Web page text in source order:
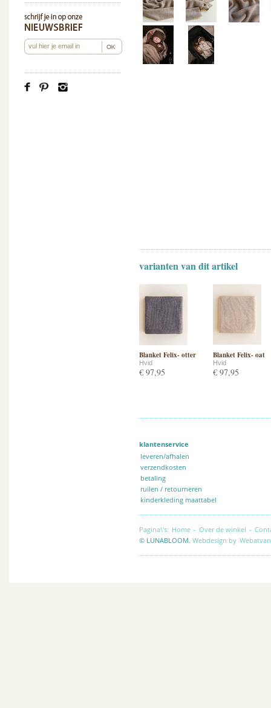
varianten van dit artikel
Blanket Felix- otter
Hvid
€ 97,95
Blanket Felix- oat
Hvid
€ 97,95
klantenservice
leveren/afhalen
verzendkosten
betaling
ruilen / retourneren
kinderkleding maattabel
Pagina\'s: Home - Over de winkel -
© LUNABLOOM. Webdesign by